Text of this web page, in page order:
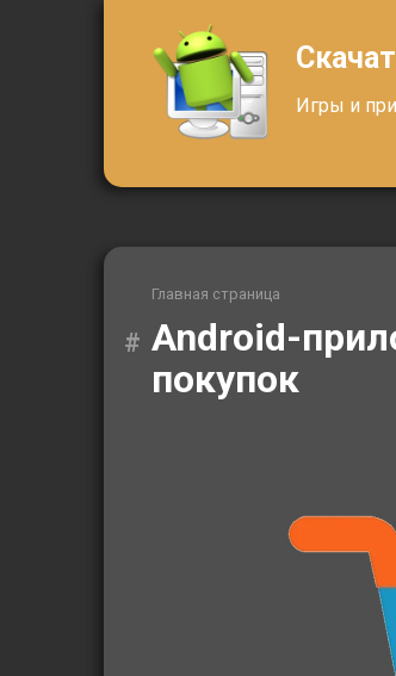
Игры и
Главная страница
Android-
покупок